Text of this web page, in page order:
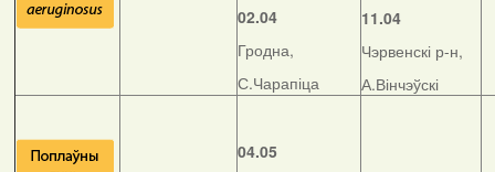
02.04
Гродна,
С.Чарапіца
11.04
Чэрвенскі р-н,
А.Вінчэўскі
04.05